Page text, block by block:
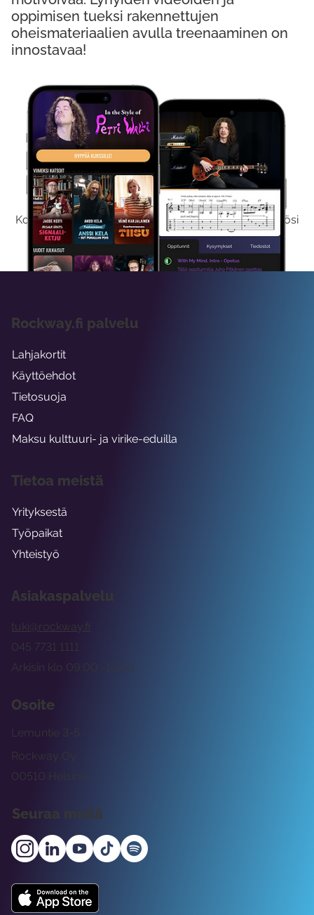
Kokeile Ilmaiseksi
Kokeilemalla ilmaiseksi saat koko sisältömme käyttöösi
viikon ajaksi.
oppimisen tueksi rakennettujen
oheismateriaalien avulla treenaaminen on
innostavaa!
Asiakaspalvelu
tuki@rockway.fi
Arkisin klo 09:00 -15:00
045 7731 1111
Osoite
Rockway Oy
Lemuntie 3-5
00510 Helsinki
Seuraa meitä
Rockway.fi palvelu
Lahjakortit
Käyttöehdot
Tietosuoja
FAQ
Maksu kulttuuri- ja virike-eduilla
Tietoa meistä
Yrityksestä
Työpaikat
Yhteistyö